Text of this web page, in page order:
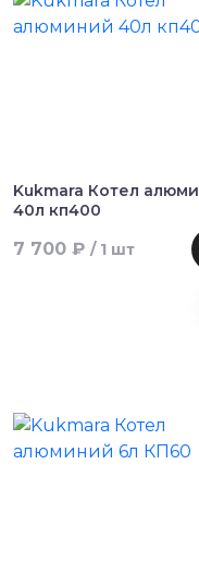
Kukmara Котел
40л кп400
7 700 ₽ / 1 шт